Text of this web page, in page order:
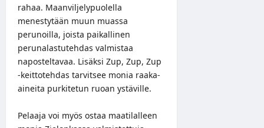
rahaa. Maanviljelypuolella
menestytään muun muassa
perunoilla, joista paikallinen
perunalastutehdas valmistaa
naposteltavaa. Lisäksi Zup, Zup, Zup
-keittotehdas tarvitsee monia raaka-
aineita purkitetun ruoan ystäville.
Pelaaja voi myös ostaa maatilalleen